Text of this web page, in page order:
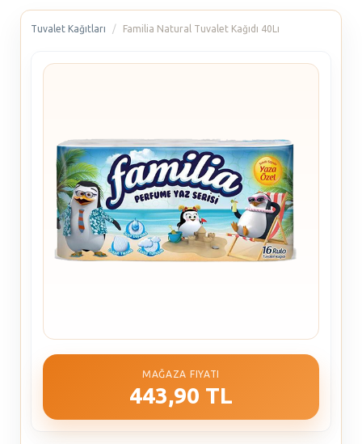
Tuvalet Kağıtları Familia Natural Tuvalet Kağıdı 40Lı
MAĞAZA FIYATI
443,90 TL